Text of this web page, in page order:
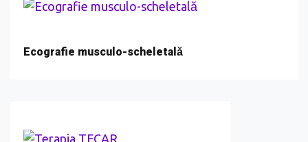
Ecografie musculo-scheletală